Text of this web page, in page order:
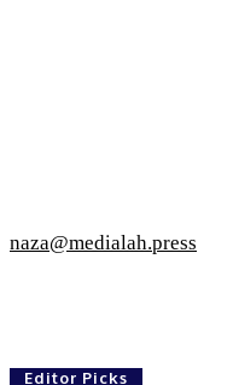
naza@medialah.press
Editor Picks